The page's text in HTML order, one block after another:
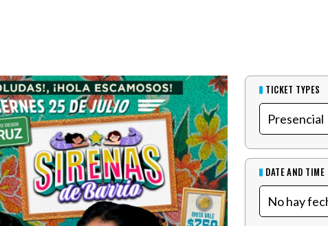
TICKET TYPES
DATE AND TIME